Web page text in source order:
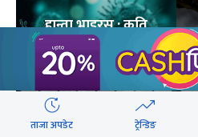
हान्ता भाइरस : कति
घातक ?
8 STORIES
ताजा अपडेट ट्रेन्डिङ